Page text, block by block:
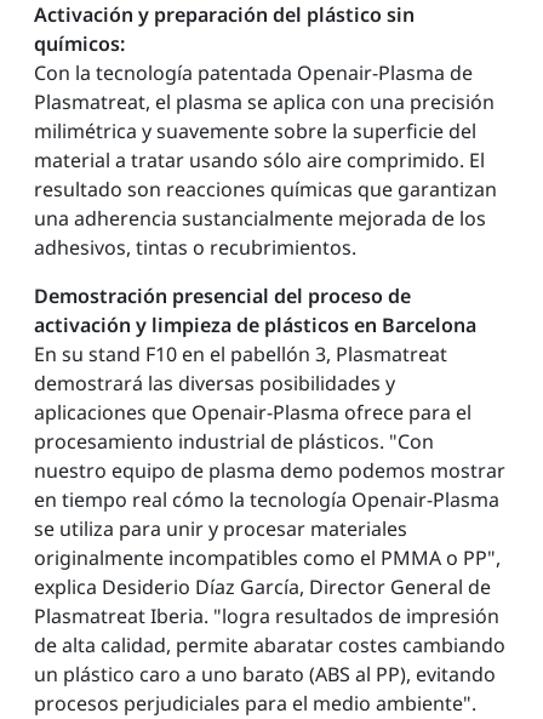
Activación y preparación del plástico sin
químicos:
Con la tecnología patentada Openair-Plasma de
Plasmatreat, el plasma se aplica con una precisión
milimétrica y suavemente sobre la superficie del
material a tratar usando sólo aire comprimido. El
resultado son reacciones químicas que garantizan
una adherencia sustancialmente mejorada de los
adhesivos, tintas o recubrimientos.
Demostración presencial del proceso de
activación y limpieza de plásticos en Barcelona
En su stand F10 en el pabellón 3, Plasmatreat
demostrará las diversas posibilidades y
aplicaciones que Openair-Plasma ofrece para el
procesamiento industrial de plásticos. "Con
nuestro equipo de plasma demo podemos mostrar
en tiempo real cómo la tecnología Openair-Plasma
se utiliza para unir y procesar materiales
originalmente incompatibles como el PMMA o PP",
explica Desiderio Díaz García, Director General de
Plasmatreat Iberia. "logra resultados de impresión
de alta calidad, permite abaratar costes cambiando
un plástico caro a uno barato (ABS al PP), evitando
procesos perjudiciales para el medio ambiente".